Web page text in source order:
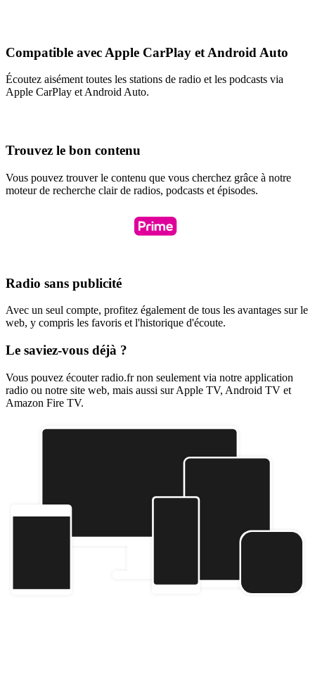
Compatible avec Apple CarPlay et Android Auto
Écoutez aisément toutes les stations de radio et les podcasts via
Apple CarPlay et Android Auto.
Trouvez le bon contenu
Vous pouvez trouver le contenu que vous cherchez grâce à notre
moteur de recherche clair de radios, podcasts et épisodes.
Radio sans publicité
Avec un seul compte, profitez également de tous les avantages sur le
web, y compris les favoris et l'historique d'écoute.
Le saviez-vous déjà ?
Vous pouvez écouter radio.fr non seulement via notre application
radio ou notre site web, mais aussi sur Apple TV, Android TV et
Amazon Fire TV.